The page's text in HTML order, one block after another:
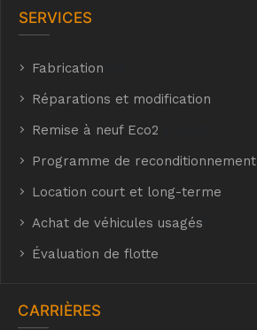
SERVICES
Fabrication
Réparations et modification
Remise à neuf Eco2
Programme de reconditionnement
Location court et long-terme
Achat de véhicules usagés
Évaluation de flotte
CARRIÈRES